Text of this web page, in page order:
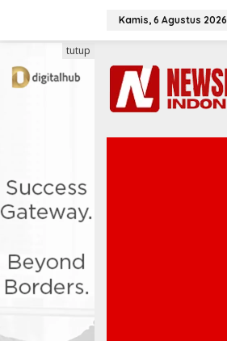
Kamis, 6 Agustus 2026
tutup